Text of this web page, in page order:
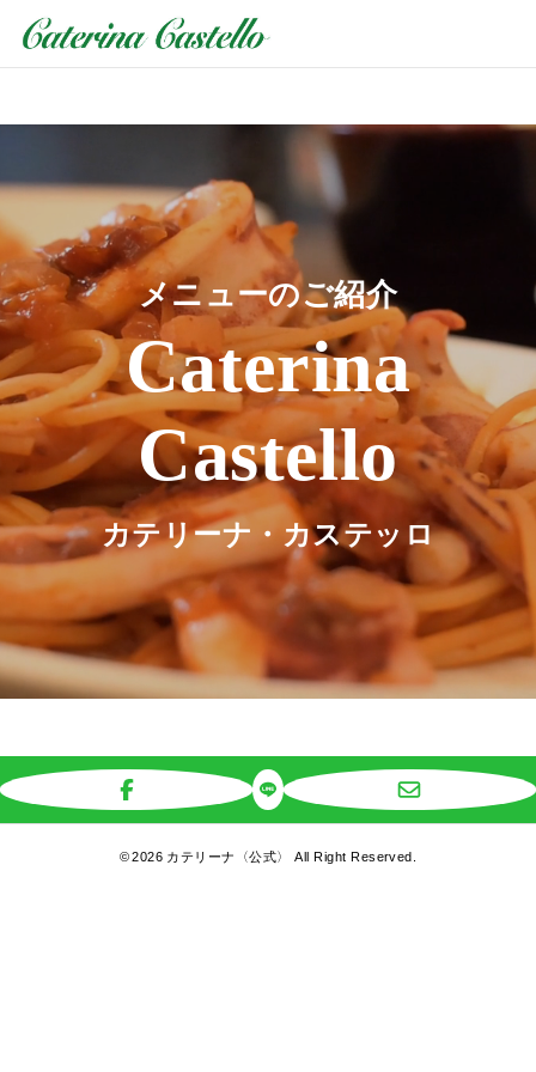
メニューのご紹介
Caterina
Castello
カテリーナ・カステッロ
©2026 カテリーナ〈公式〉 All Right Reserved.